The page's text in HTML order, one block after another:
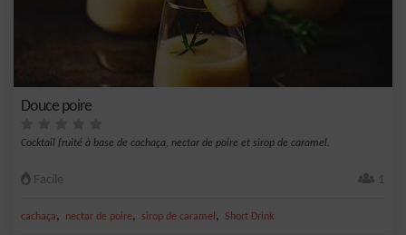
Douce poire
Cocktail fruité à base de cachaça, nectar de poire et sirop de caramel.
Facile 1
cachaça, nectar de poire, sirop de caramel , Short Drink